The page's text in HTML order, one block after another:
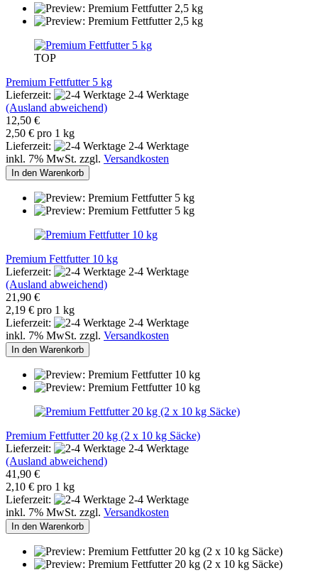
TOP
Premium Fettfutter 5 kg
Lieferzeit:
2-4 Werktage
(Ausland abweichend)
12,50 €
2,50 € pro 1 kg
Lieferzeit:
2-4 Werktage
inkl. 7% MwSt. zzgl. Versandkosten
In den Warenkorb
Premium Fettfutter 10 kg
Lieferzeit:
2-4 Werktage
(Ausland abweichend)
21,90 €
2,19 € pro 1 kg
Lieferzeit:
2-4 Werktage
inkl. 7% MwSt. zzgl. Versandkosten
In den Warenkorb
Premium Fettfutter 20 kg (2 x 10 kg Säcke)
Lieferzeit:
2-4 Werktage
(Ausland abweichend)
41,90 €
2,10 € pro 1 kg
Lieferzeit:
2-4 Werktage
inkl. 7% MwSt. zzgl. Versandkosten
In den Warenkorb